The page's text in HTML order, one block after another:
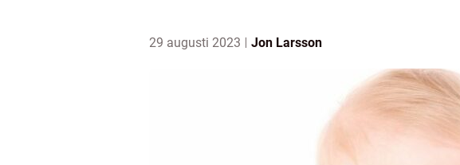
29 augusti 2023 Jon Larsson